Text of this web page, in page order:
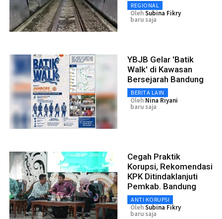
REGIONAL
OlehSubina Fikry
baru saja
YBJB Gelar 'Batik
Walk' di Kawasan
Bersejarah Bandung
BERITA LAIN
Oleh Nina Riyani
baru saja
Cegah Praktik
Korupsi, Rekomendasi
KPK Ditindaklanjuti
Pemkab. Bandung
ANTI KORUPSI
OlehSubina Fikry
baru saja